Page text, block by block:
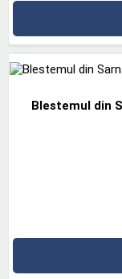
Blestemul din